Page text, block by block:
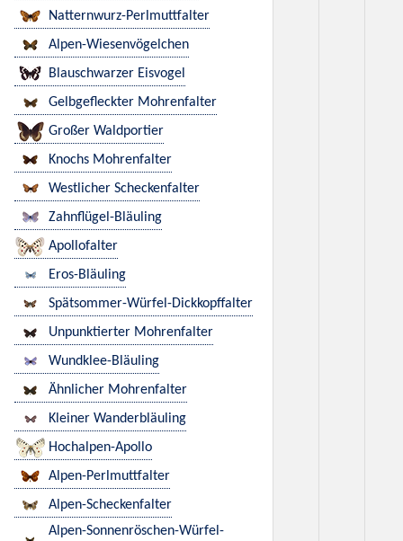
Natternwurz-Perlmuttfalter
Alpen-Wiesenvögelchen
Blauschwarzer Eisvogel
Gelbgefleckter Mohrenfalter
Großer Waldportier
Knochs Mohrenfalter
Westlicher Scheckenfalter
Zahnflügel-Bläuling
Apollofalter
Eros-Bläuling
Spätsommer-Würfel-Dickkopffalter
Unpunktierter Mohrenfalter
Wundklee-Bläuling
Ähnlicher Mohrenfalter
Kleiner Wanderbläuling
Hochalpen-Apollo
Alpen-Perlmuttfalter
Alpen-Scheckenfalter
Alpen-Sonnenröschen-Würfel-